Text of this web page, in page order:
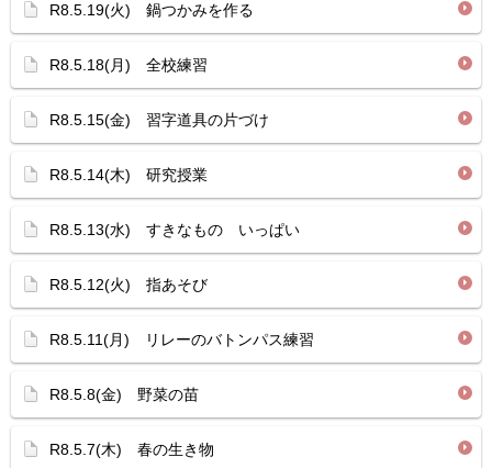
R8.5.19(火) 鍋つかみを作る
R8.5.18(月) 全校練習
R8.5.15(金) 習字道具の片づけ
R8.5.14(木) 研究授業
R8.5.13(水) すきなもの いっぱい
R8.5.12(火) 指あそび
R8.5.11(月) リレーのバトンパス練習
R8.5.8(金) 野菜の苗
R8.5.7(木) 春の生き物